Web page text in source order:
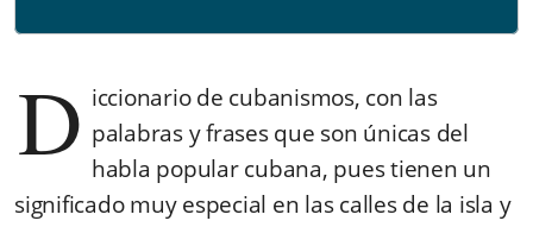
D iccionario de cubanismos, con las
palabras y frases que son únicas del
habla popular cubana, pues tienen un
significado muy especial en las calles de la isla y